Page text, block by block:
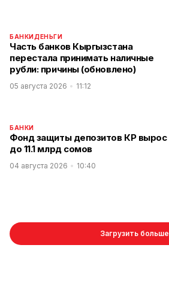
БАНКИДЕНЬГИ
Часть банков Кыргызстана
перестала принимать наличные
рубли: причины (обновлено)
05 августа 2026 11:12
БАНКИ
Фонд защиты депозитов КР вырос
до 11.1 млрд сомов
04 августа 2026 10:40
Загрузить больше